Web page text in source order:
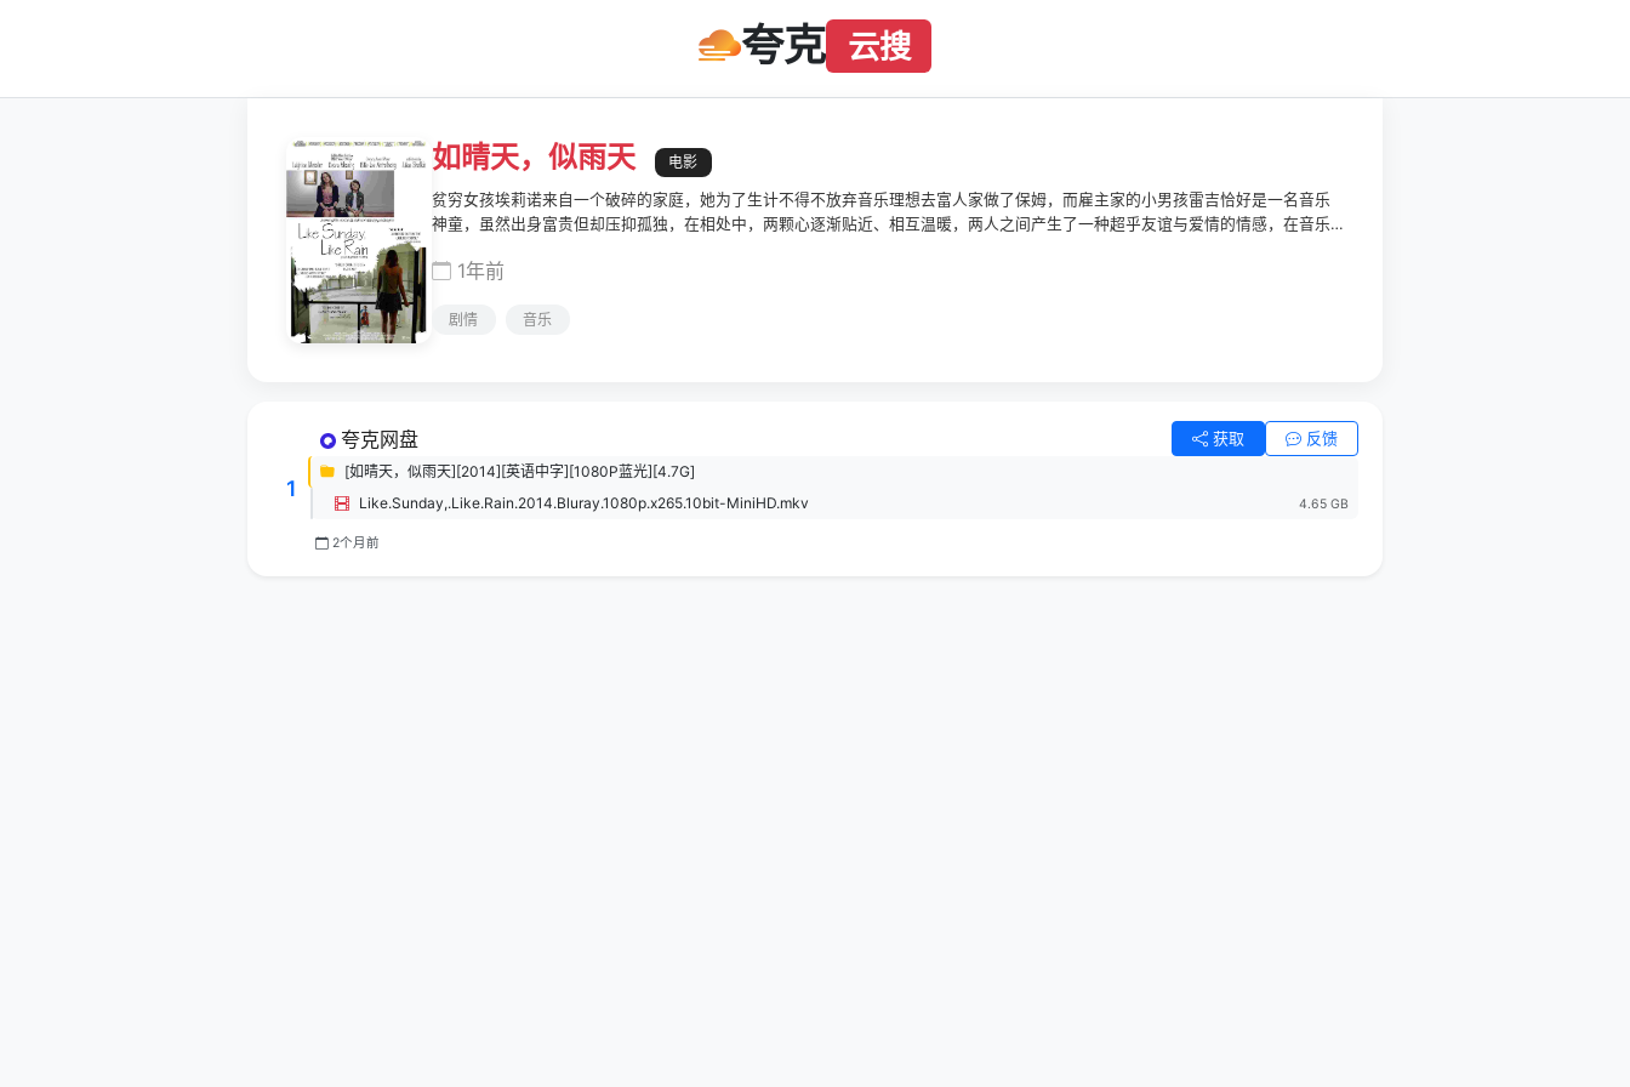
夸克 云搜
如晴天，似雨天 电影
贫穷女孩埃莉诺来自一个破碎的家庭，她为了生计不得不放弃音乐理想去富人家做了保姆，而雇主家的小男孩雷吉恰好是一名音乐
神童，虽然出身富贵但却压抑孤独，在相处中，两颗心逐渐贴近、相互温暖，两人之间产生了一种超乎友谊与爱情的情感，在音乐
下雨的星期天》。
1年前
剧情 音乐
1
夸克网盘 获取 反馈
[如晴天，似雨天][2014][英语中字][1080P蓝光][4.7G]
Like.Sunday,.Like.Rain.2014.Bluray.1080p.x265.10bit-MiniHD.mkv
4.65 GB
2个月前